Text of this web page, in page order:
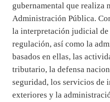
gubernamental que realiza
Administración Pública.
la interpretación judicial
regulación, así como la
basados en ellas, las
tributario, la defensa
seguridad, los servicios de
exteriores y la